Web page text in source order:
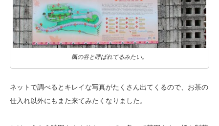
楓の谷と呼ばれてるみたい。
ネットで調べるとキレイな写真がたくさん出てくるので、お茶の
仕入れ以外にも また来てみたくなりました。